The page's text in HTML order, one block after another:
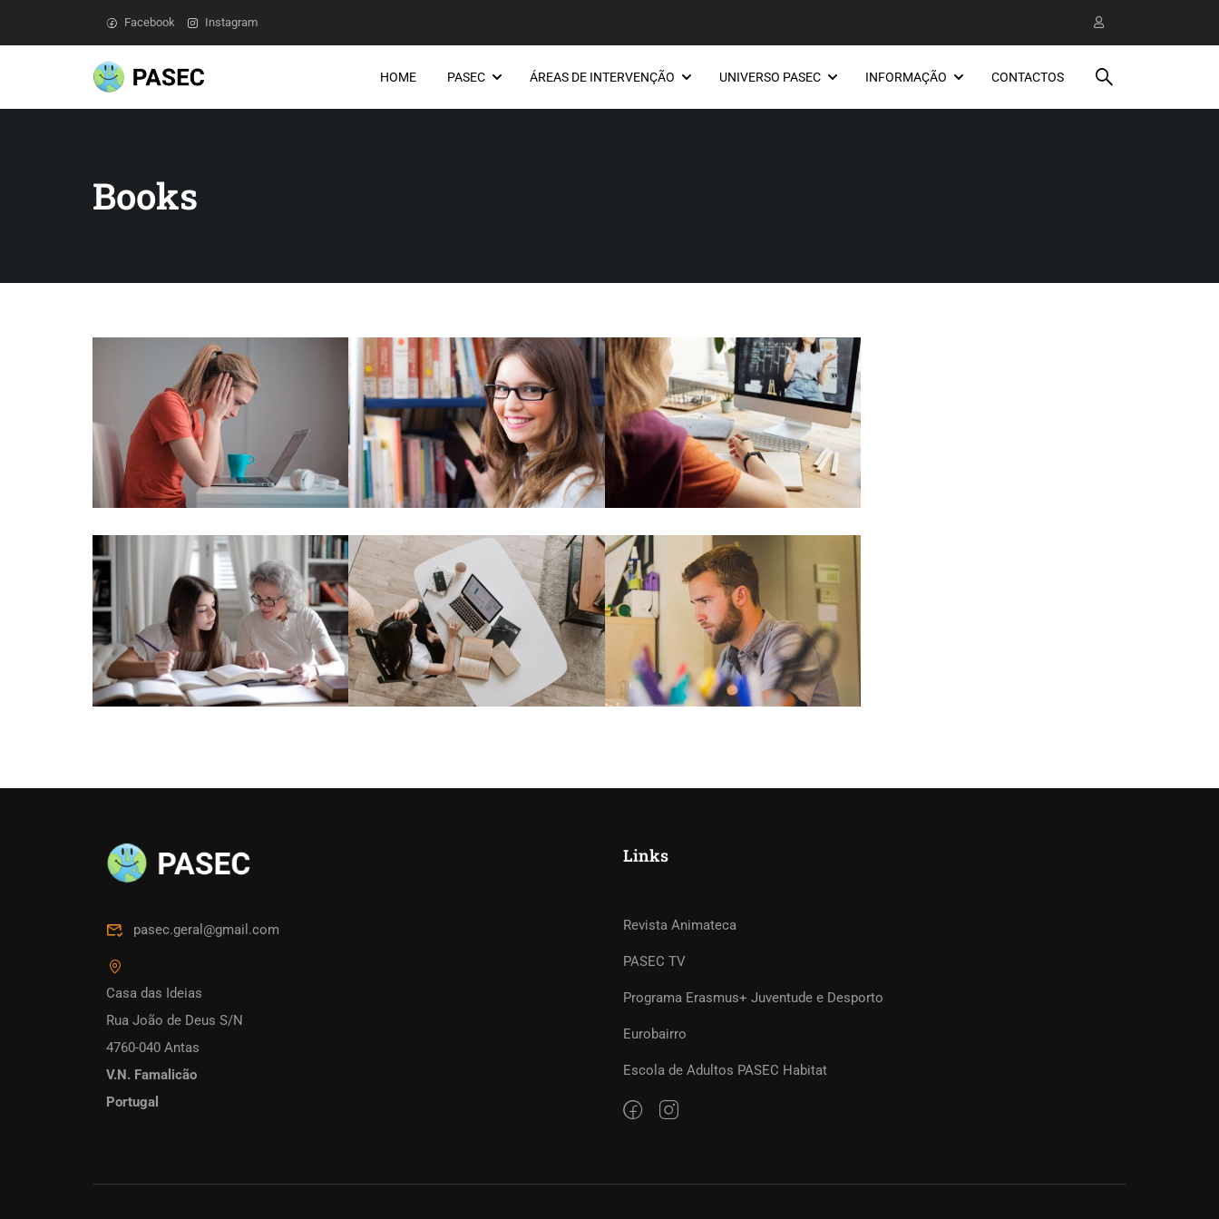
Facebook Instagram
HOME PASEC ÁREAS DE INTERVENÇÃO UNIVERSO PASEC INFORMAÇÃO CONTACTOS
Books
pasec.geral@gmail.com
Casa das Ideias
Rua João de Deus S/N
4760-040 Antas
V.N. Famalicão
Portugal
Links
Revista Animateca
PASEC TV
Programa Erasmus+ Juventude e Desporto
Eurobairro
Escola de Adultos PASEC Habitat